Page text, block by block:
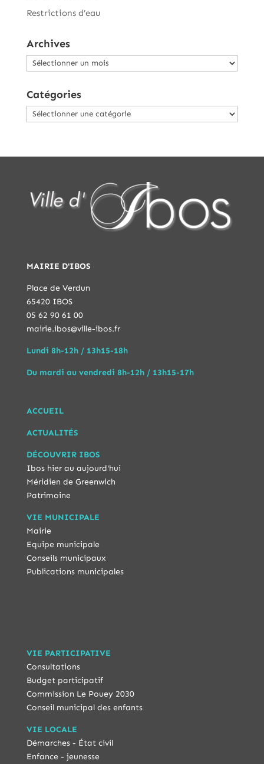
Restrictions d’eau
Archives
Archives
Catégories
Catégories
MAIRIE D'IBOS
Place de Verdun
65420 IBOS
05 62 90 61 00
mairie.ibos@ville-ibos.fr
Lundi 8h-12h / 13h15-18h
Du mardi au vendredi 8h-12h / 13h15-17h
ACCUEIL
ACTUALITÉS
DÉCOUVRIR IBOS
Ibos hier au aujourd'hui
Méridien de Greenwich
Patrimoine
VIE MUNICIPALE
Mairie
Equipe municipale
Conseils municipaux
Publications municipales
VIE PARTICIPATIVE
Consultations
Budget participatif
Commission Le Pouey 2030
Conseil municipal des enfants
VIE LOCALE
Démarches - État civil
Enfance - jeunesse